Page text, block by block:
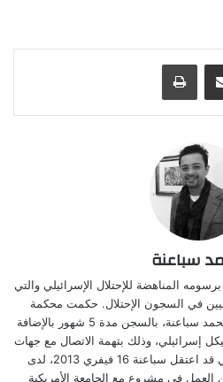
مشاركة عبر البريد طباعة
سباعنة
المناهضة للإحتلال الإسرائيلي والتي
في السجون الإحتلال. حكمت محكمة
الاحتلال في 4 أبريل 2013 على محمد سباعنة، بالسجن مدة 5 شهور بالإضافة
قدرها 10 آلاف شيكل إسرائيلي، وذلك بتهمة الاتصال مع جهات
معادية. وكان الاحتلال الإسرائيلي قد اعتقل سباعنة 16 فيفري 2013، لدى
العمل في مشروع مع الجامعة الأمريكية